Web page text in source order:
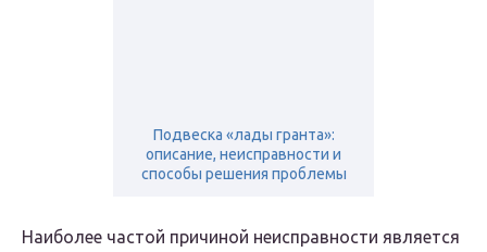
Подвеска «лады гранта»:
описание, неисправности и
способы решения проблемы
Наиболее частой причиной неисправности является